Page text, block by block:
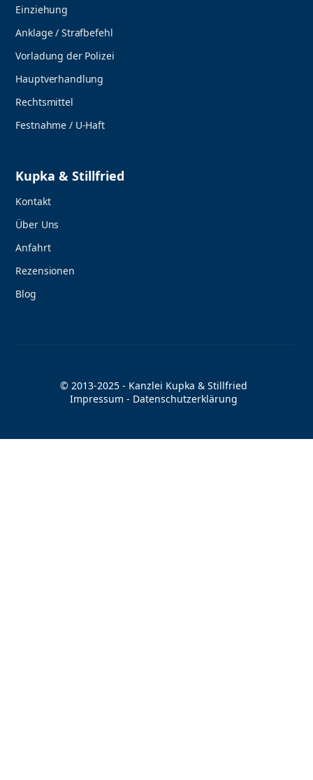
Einziehung
Anklage / Strafbefehl
Vorladung der Polizei
Hauptverhandlung
Rechtsmittel
Festnahme / U-Haft
Kupka & Stillfried
Kontakt
Über Uns
Anfahrt
Rezensionen
Blog
© 2013-2025 - Kanzlei Kupka & Stillfried
Impressum - Datenschutzerklärung